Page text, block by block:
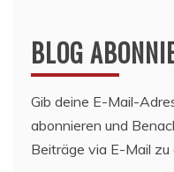
BLOG
Gib deine E-Mail-
abonnieren und
Beiträge via E-Mail zu